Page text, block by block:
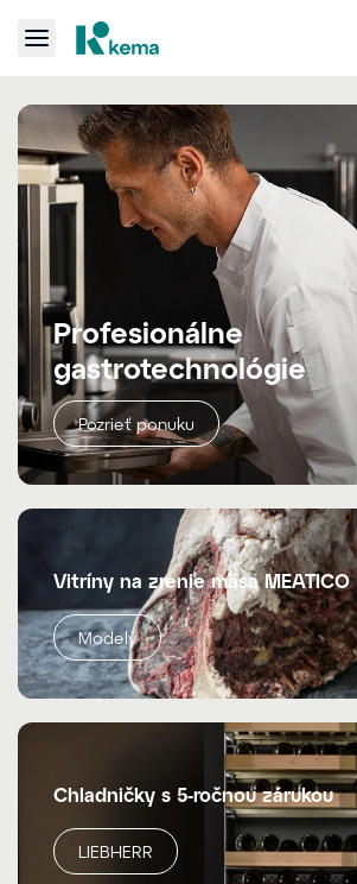
Profesionálne
gastrotechnológie
Pozrieť ponuku
Vitríny na zrenie mäsa MEATICO
Modely
Chladničky s 5-ročnou zárukou
LIEBHERR